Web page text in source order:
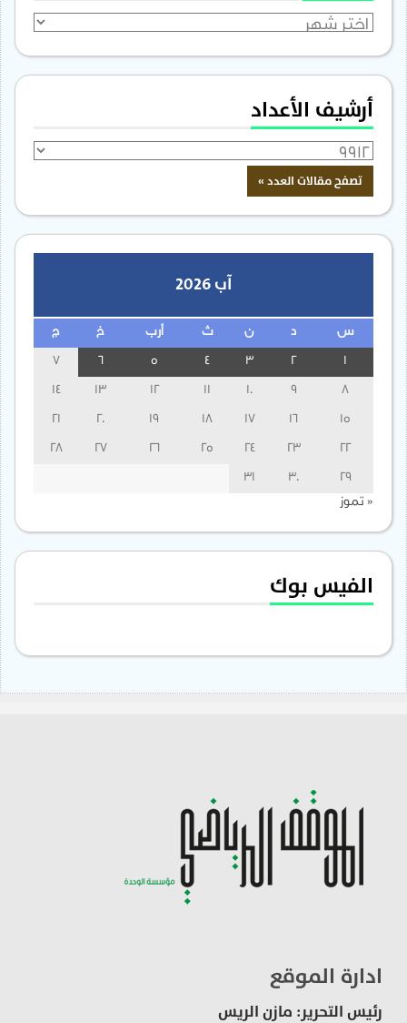
الأرشيف
أرشيف الأعداد
آب 2026
س ن ث أرب خ ج
3
13
14
15
16
17
18
19
20
21
22
23
24
25
26
27
28
29
30
31
« تموز
الفيس بوك
ادارة الموقع
رئيس التحرير: مازن الريس